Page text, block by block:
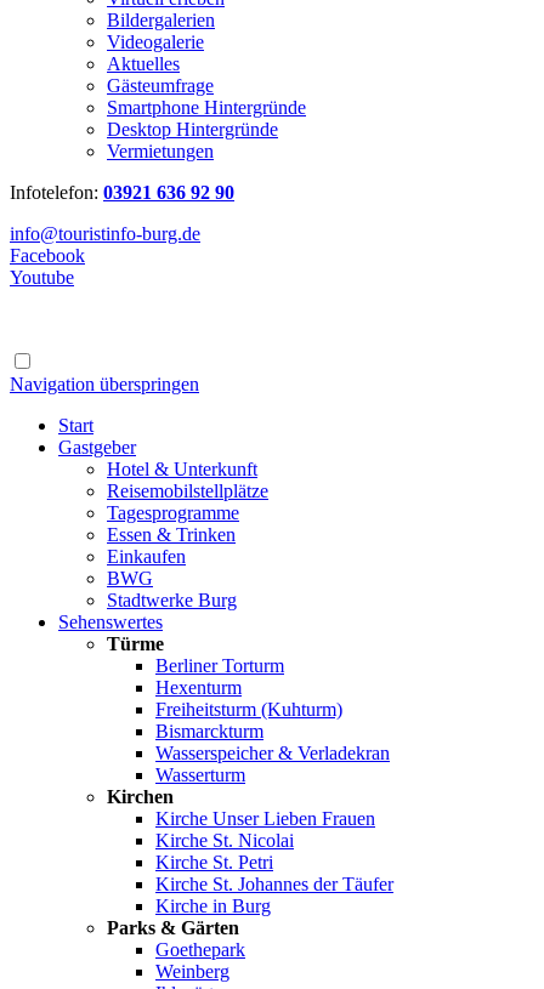
Bildergalerien
Videogalerie
Aktuelles
Gästeumfrage
Smartphone Hintergründe
Desktop Hintergründe
Vermietungen
Infotelefon: 03921 636 92 90
info@touristinfo-burg.de
Facebook
Youtube
Navigation überspringen
Start
Gastgeber
Hotel & Unterkunft
Reisemobilstellplätze
Tagesprogramme
Essen & Trinken
Einkaufen
BWG
Stadtwerke Burg
Sehenswertes
Türme
Berliner Torturm
Hexenturm
Freiheitsturm (Kuhturm)
Bismarckturm
Wasserspeicher & Verladekran
Wasserturm
Kirchen
Kirche Unser Lieben Frauen
Kirche St. Nicolai
Kirche St. Petri
Kirche St. Johannes der Täufer
Kirche in Burg
Parks & Gärten
Goethepark
Weinberg